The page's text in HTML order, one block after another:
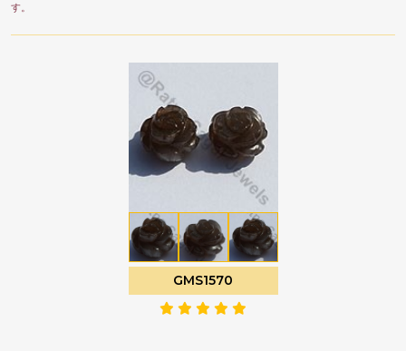
す。
GMS1570